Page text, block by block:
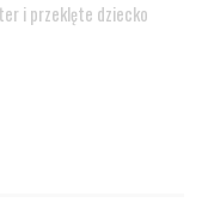
i przeklęte dziecko